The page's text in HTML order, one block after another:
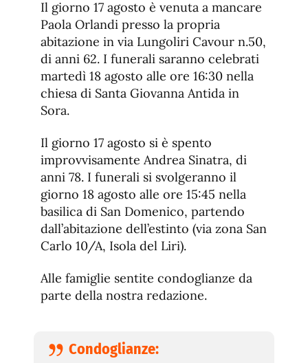
Il giorno 17 agosto è venuta a mancare
Paola Orlandi presso la propria
abitazione in via Lungoliri Cavour n.50,
di anni 62. I funerali saranno celebrati
martedì 18 agosto alle ore 16:30 nella
chiesa di Santa Giovanna Antida in
Sora.
Il giorno 17 agosto si è spento
improvvisamente Andrea Sinatra, di
anni 78. I funerali si svolgeranno il
giorno 18 agosto alle ore 15:45 nella
basilica di San Domenico, partendo
dall’abitazione dell’estinto (via zona San
Carlo 10/A, Isola del Liri).
Alle famiglie sentite condoglianze da
parte della nostra redazione.
Condoglianze: